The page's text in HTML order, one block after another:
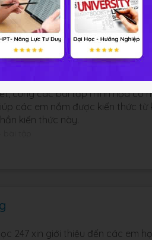
giảng dưới đây được Học 247
cùng các bài tập minh họa có
các em nắm được kiến thức
kiến thức này.
247 xin giới thiệu đến các em